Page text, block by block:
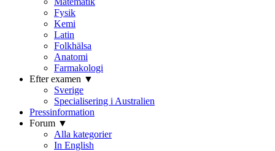
Fysik
Kemi
Latin
Folkhälsa
Anatomi
Farmakologi
Efter examen ▼
Sverige
Specialisering i Australien
Pressinformation
Forum ▼
Alla kategorier
In English